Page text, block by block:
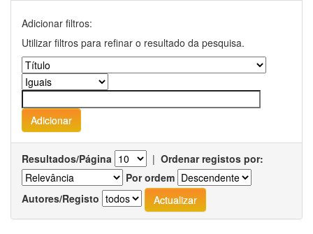
Adicionar filtros:
Utilizar filtros para refinar o resultado da pesquisa.
Resultados/Página | Ordenar registos por:
Por ordem
Autores/Registo